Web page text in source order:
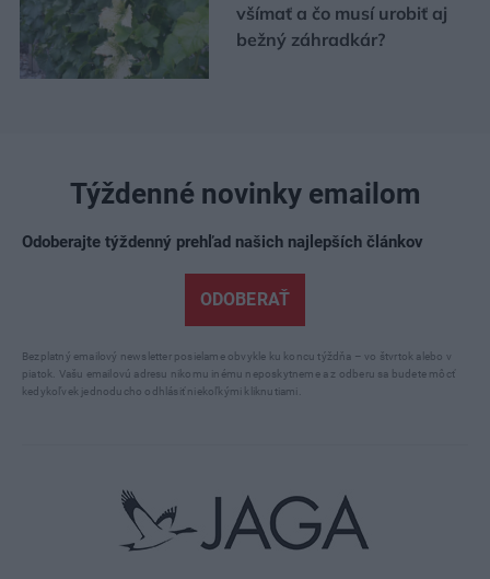
všímať a čo musí urobiť aj
bežný záhradkár?
Týždenné novinky emailom
Odoberajte týždenný prehľad našich najlepších článkov
ODOBERAŤ
Bezplatný emailový newsletter posielame obvykle ku koncu týždňa – vo štvrtok alebo v
piatok. Vašu emailovú adresu nikomu inému neposkytneme a z odberu sa budete môcť
kedykoľvek jednoducho odhlásiť niekoľkými kliknutiami.